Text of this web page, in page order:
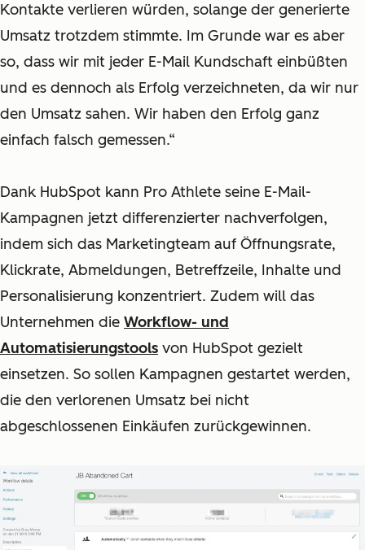
Kontakte verlieren würden, solange der generierte
Umsatz trotzdem stimmte. Im Grunde war es aber
so, dass wir mit jeder E-Mail Kundschaft einbüßten
und es dennoch als Erfolg verzeichneten, da wir nur
den Umsatz sahen. Wir haben den Erfolg ganz
einfach falsch gemessen.“
Dank HubSpot kann Pro Athlete seine E-Mail-
Kampagnen jetzt differenzierter nachverfolgen,
indem sich das Marketingteam auf Öffnungsrate,
Klickrate, Abmeldungen, Betreffzeile, Inhalte und
Personalisierung konzentriert. Zudem will das
Unternehmen die Workflow- und
Automatisierungstools von HubSpot gezielt
einsetzen. So sollen Kampagnen gestartet werden,
die den verlorenen Umsatz bei nicht
abgeschlossenen Einkäufen zurückgewinnen.